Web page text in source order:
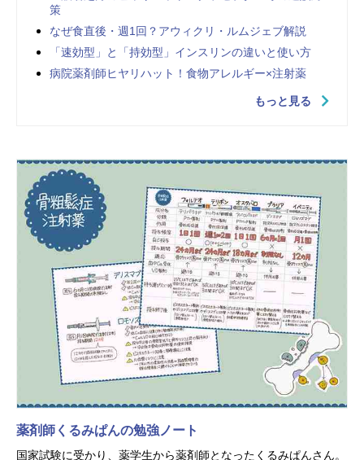
策
なぜ食直後・週1回？アウィクリ・ルムジェブ解説
「速効型」と「持効型」インスリンの違いと使い方
病院薬剤師ヒヤリハット！食物アレルギー×注射薬
もっと見る
薬剤師くるみぱんの勉強ノート
国家試験に受かり、薬学生から薬剤師となったくるみぱんさん。